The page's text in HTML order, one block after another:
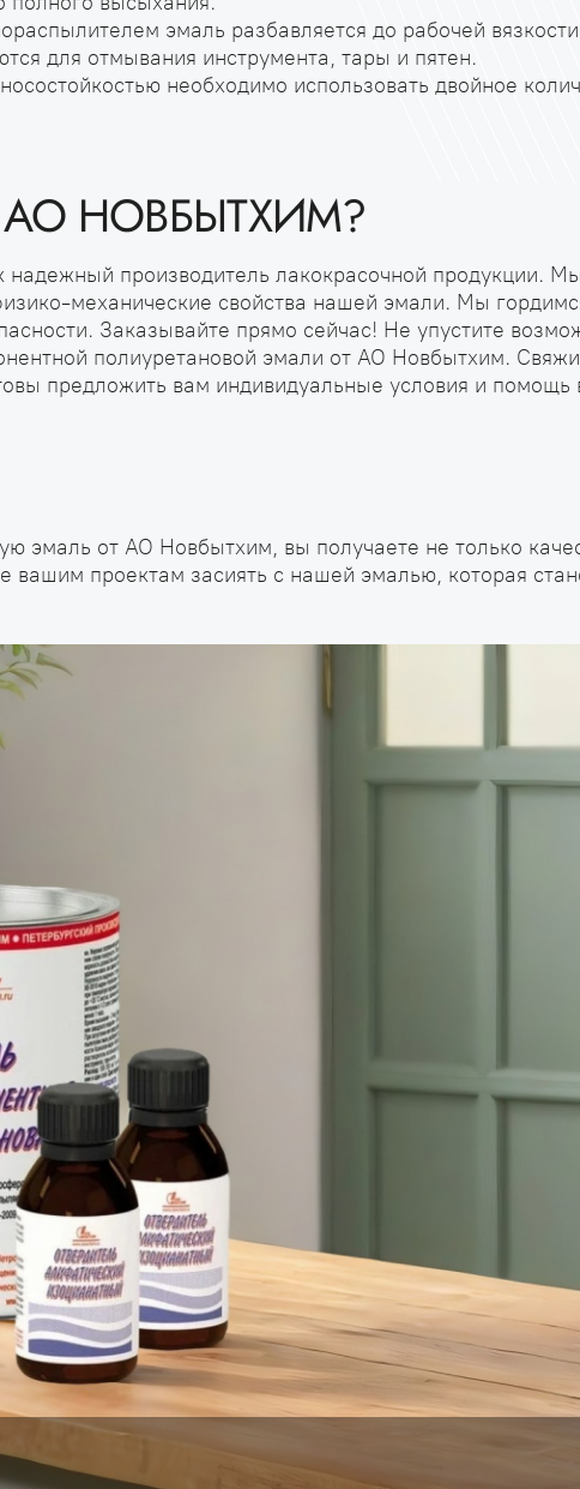
эмаль разбавляется до рабочей вязкости
для отмывания инструмента, тары и пятен.
необходимо использовать двойное
НОВБЫТХИМ?
производитель лакокрасочной продукции.
механические свойства нашей эмали. Мы
Заказывайте прямо сейчас! Не упустите
полиуретановой эмали от АО Новбытхим.
предложить вам индивидуальные условия и помощь
эмаль от АО Новбытхим, вы получаете не только
вашим проектам засиять с нашей эмалью, которая